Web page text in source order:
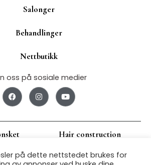
Salonger
Behandlinger
Nettbutikk
oss på sosiale medier
F
a
c
b
o
I
n
s
a
m
Y
o
u
u
e
Hair construction
Om oss
på dette nettstedet brukes for